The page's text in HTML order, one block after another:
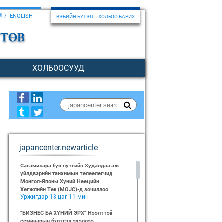
ВЭБИЙН БҮТЭЦ ХОЛБОО БАРИХ
ENGLISH
ХОЛБООСУУД
japancenter.newarticle
Сагамихара бүс нутгийн Худалдаа аж
үйлдвэрийн танхимын төлөөлөгчид
Монгол-Японы Хүний Нөөцийн
Хөгжлийн Төв (MOJC)-д зочиллоо
Уржигдар 18 цаг 11 мин
"БИЗНЕС БА ХҮНИЙ ЭРХ" Нээлттэй